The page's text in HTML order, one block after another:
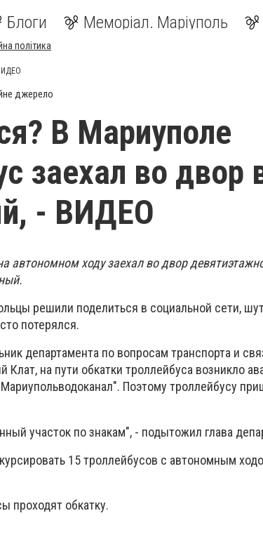
Блоги Меморіал. Маріуполь
політика
джерело
В Мариуполе
заехал во
- ВИДЕО
автономном ходу заехал во двор
решили поделиться в социальной сети,
потерялся.
департамента по вопросам транспорта и
Клат, на пути обкатки троллейбуса возникло
Поэтому троллейбусу
участок по знакам", - подытожил глава
15 троллейбусов с автономным
проходят обкатку.